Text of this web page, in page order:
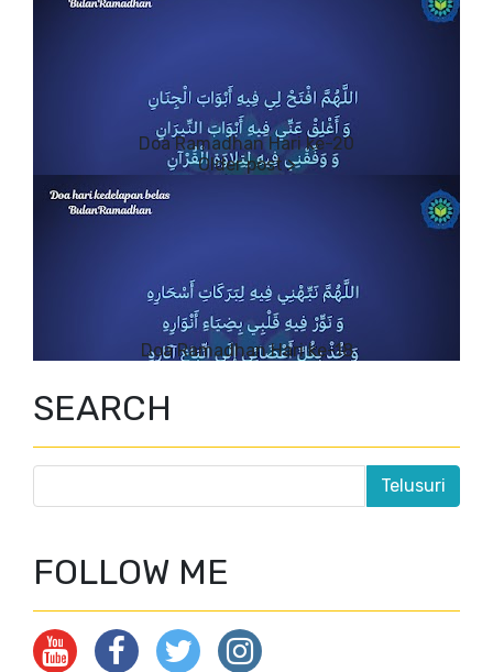
Doa Ramadhan Hari ke-20
Doa Ramadhan Hari ke-18
SEARCH
FOLLOW ME